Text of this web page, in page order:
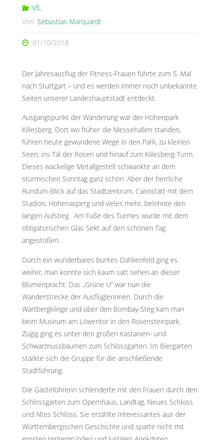
VfL
Von Sebastian Marquardt
01/10/2018
Der Jahresausflug der Fitness-Frauen führte zum 5. Mal
nach Stuttgart – und es werden immer noch unbekannte
Seiten unserer Landeshauptstadt entdeckt.
Ausgangspunkt der Wanderung war der Höhenpark
Killesberg. Dort wo früher die Messehallen standen,
führen heute gewundene Wege in den Park, zu kleinen
Seen, ins Tal der Rosen und hinauf zum Killesberg-Turm.
Dieses wackelige Metallgestell schwankte an dem
stürmischen Sonntag ganz schön. Aber der herrliche
Rundum-Blick auf das Stadtzentrum, Cannstatt mit dem
Stadion, Hohenasperg und vieles mehr, belohnte den
langen Aufstieg . Am Fuße des Turmes wurde mit dem
obligatorischen Glas Sekt auf den schönen Tag
angestoßen.
Durch ein wunderbares buntes Dahlienfeld ging es
weiter, man konnte sich kaum satt sehen an dieser
Blumenpracht. Das „Grüne U“ war nun die
Wanderstrecke der Ausflüglerinnen. Durch die
Wartbergklinge und über den Bombay-Steg kam man
beim Museum am Löwentor in den Rosensteinpark.
Zügig ging es unter den großen Kastanien- und
Schwarznussbäumen zum Schlossgarten. Im Biergarten
stärkte sich die Gruppe für die anschließende
Stadtführung.
Die Gästeführerin schlenderte mit den Frauen durch den
Schlossgarten zum Opernhaus, Landtag, Neues Schloss
und Altes Schloss. Sie erzählte Interessantes aus der
Württembergischen Geschichte und sparte nicht mit